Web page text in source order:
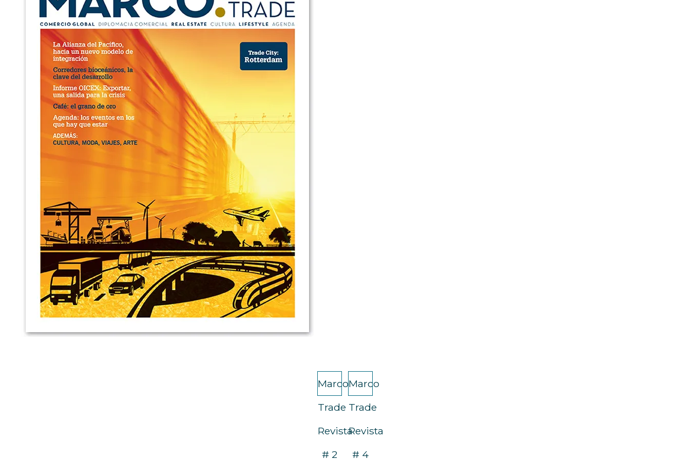
Marco
Trade
Revista
# 2
Marco
Trade
Revista
# 4